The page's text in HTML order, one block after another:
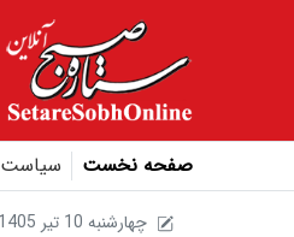
صفحه نخست سیاست
1405 چهارشنبه 10 تير